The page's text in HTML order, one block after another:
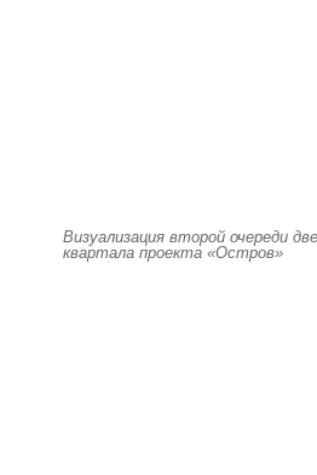
Визуализация второй очереди
квартала проекта «Остров»